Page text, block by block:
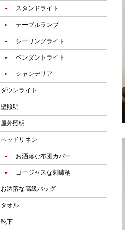
スタンドライト
テーブルランプ
シーリングライト
ペンダントライト
シャンデリア
ダウンライト
壁照明
屋外照明
ベッドリネン
お洒落な布団カバー
ゴージャスな刺繍柄
お洒落な高級バッグ
タオル
靴下